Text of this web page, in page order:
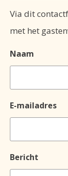
Via dit
met het
Naam
E-mailadres
Bericht